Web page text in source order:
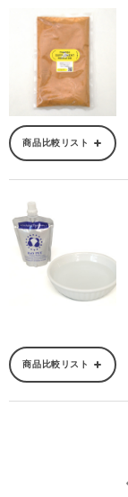
商品比較リスト
商品比較リスト